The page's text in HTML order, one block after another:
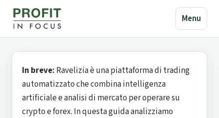
Menu
In breve: Ravelizia è una piattaforma di trading
automatizzato che combina intelligenza
artificiale e analisi di mercato per operare su
crypto e forex. In questa guida analizziamo